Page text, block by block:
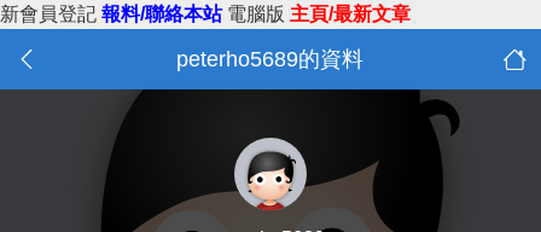
新會員登記 報料/聯絡本站 電腦版 主頁/最新文章
peterho5689的資料